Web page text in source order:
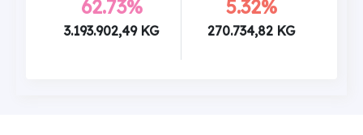
62.73%
3.193.902,49 KG
5.32%
270.734,82 KG